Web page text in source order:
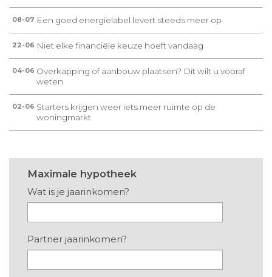
08-07 Een goed energielabel levert steeds meer op
22-06 Niet elke financiële keuze hoeft vandaag
04-06 Overkapping of aanbouw plaatsen? Dit wilt u vooraf
weten
02-06 Starters krijgen weer iets meer ruimte op de
woningmarkt
Maximale hypotheek
Wat is je jaarinkomen?
Partner jaarinkomen?